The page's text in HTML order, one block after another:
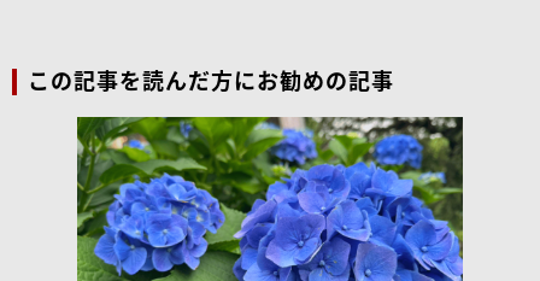
この記事を読んだ方にお勧めの記事